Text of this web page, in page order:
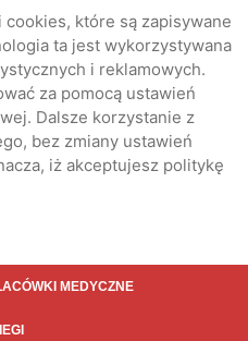
które są zapisywane
ta jest wykorzystywana
i reklamowych.
za pomocą ustawień
Dalsze korzystanie z
bez zmiany ustawień
iż akceptujesz politykę
MEDYCZNE